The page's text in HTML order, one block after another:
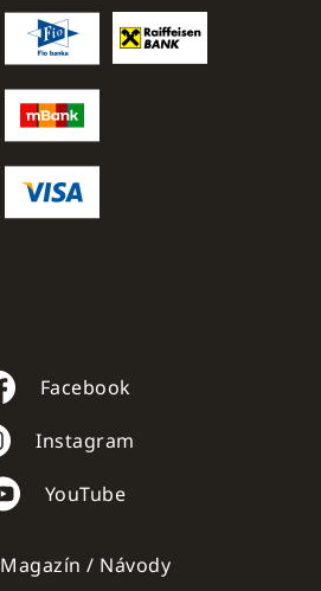
Facebook
Instagram
YouTube
Magazín / Návody